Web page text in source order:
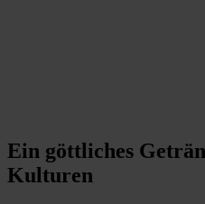
Ein göttliches
Kulturen